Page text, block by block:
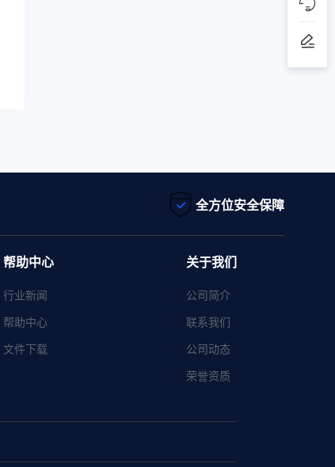
全方位安全保障
帮助中心
行业新闻
帮助中心
文件下载
关于我们
公司简介
联系我们
公司动态
荣誉资质